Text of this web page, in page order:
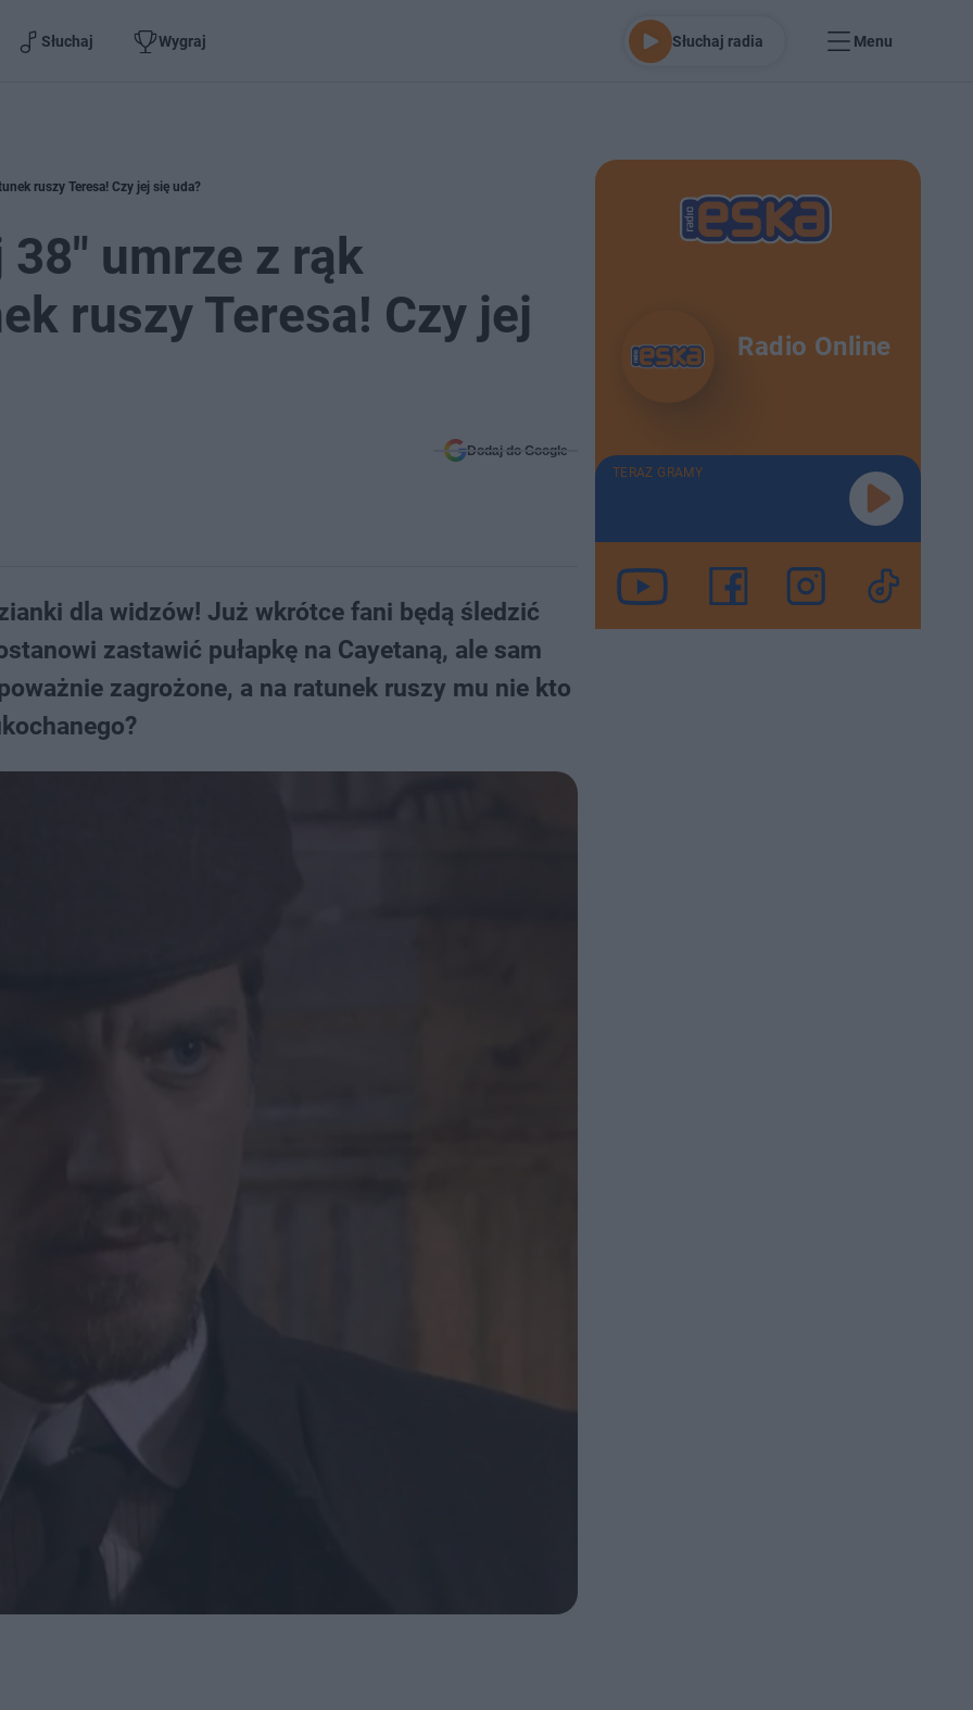
Słuchaj Wygraj Słuchaj radia Menu
ruszy Teresa! Czy jej się uda?
umrze z rąk
ruszy Teresa! Czy jej
Dodaj do Google
dla widzów! Już wkrótce fani będą śledzić
zastawić pułapkę na Cayetaną, ale sam
zagrożone, a na ratunek ruszy mu nie kto
Radio Online
TERAZ GRAMY